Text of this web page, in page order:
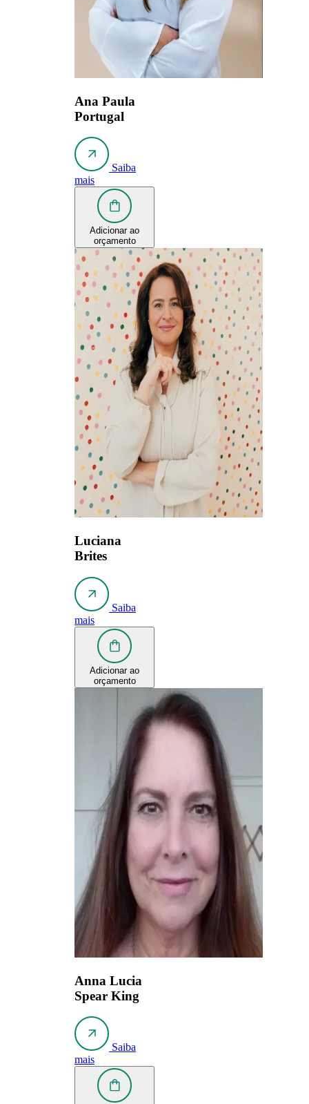
Ana Paula
Portugal
Saiba
mais
Adicionar ao
orçamento
Luciana
Brites
Saiba
mais
Adicionar ao
orçamento
Anna Lucia
Spear King
Saiba
mais